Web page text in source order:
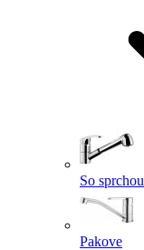
So sprchou
Pakove